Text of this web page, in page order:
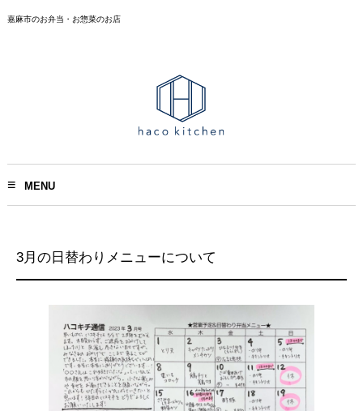
嘉麻市のお弁当・お惣菜のお店
MENU
3月の日替わりメニューについて